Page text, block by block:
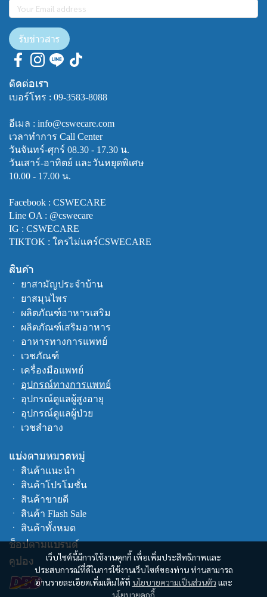
เว็บไซต์นี้มีการใช้งานคุกกี้ เพื่อเพิ่มประสิทธิภาพและ
ประสบการณ์ที่ดีในการใช้งานเว็บไซต์ของท่าน ท่านสามารถ
อ่านรายละเอียดเพิ่มเติมได้ที่ นโยบายความเป็นส่วนตัว และ
นโยบายคุกกี้
รับข่าวสาร
ติดต่อเรา
เบอร์โทร : 09-3583-8088
อีเมล : info@cswecare.com
เวลาทำการ Call Center
วันจันทร์-ศุกร์ 08.30 - 17.30 น.
วันเสาร์-อาทิตย์ และวันหยุดพิเศษ
10.00 - 17.00 น.
Facebook : CSWECARE
Line OA : @cswecare
IG : CSWECARE
TIKTOK : ใครไม่แคร์CSWECARE
สินค้า
ㆍ ยาสามัญประจำบ้าน
ㆍ ยาสมุนไพร
ㆍ ผลิตภัณฑ์อาหารเสริม
ㆍ ผลิตภัณฑ์เสริมอาหาร
ㆍ อาหารทางการแพทย์
ㆍ เวชภัณฑ์
ㆍ เครื่องมือแพทย์
ㆍ อุปกรณ์ทางการแพทย์
ㆍ อุปกรณ์ดูแลผู้สูงอายุ
ㆍ อุปกรณ์ดูแลผู้ป่วย
ㆍ
เวชสำอาง
แบ่งตามหมวดหมู่
ㆍ สินค้าแนะนำ
ㆍ สินค้าโปรโมชั่น
ㆍ สินค้าขายดี
ㆍ สินค้า Flash Sale
ㆍ สินค้าทั้งหมด
ช็อปตามแบรนด์
คูปอง